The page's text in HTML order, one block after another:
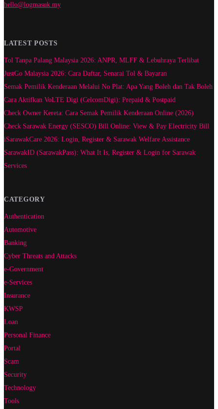
hello@logmasuk.my
LATEST POSTS
Tol Tanpa Palang Malaysia 2026: ANPR, MLFF & Lebuhraya Terlibat
JustGo Malaysia 2026: Cara Daftar, Senarai Tol & Bayaran
Semak Pemilik Kenderaan Melalui No Plat: Apa Yang Boleh dan Tak Boleh
Cara Aktifkan VoLTE Digi (CelcomDigi): Prepaid & Postpaid
Check Owner Kereta: Cara Semak Pemilik Kenderaan Online (2026)
Check Sarawak Energy (SESCO) Bill Online: View & Pay Electricity Bill
iSarawakCare 2026: Login, Register & Sarawak Welfare Assistance
SarawakID (SarawakPass): What It Is, Register & Login for Sarawak
Services
CATEGORY
Authentication
Automotive
Banking
Cyber Threats and Attacks
e-Government
e-Services
Insurance
KWSP
Loan
Personal Finance
Portal
Scam
Security
Technology
Tools